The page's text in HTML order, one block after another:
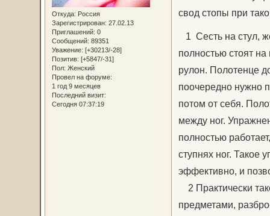
Откуда: Россия
Зарегистрирован: 27.02.13
Приглашений: 0
Сообщений: 89351
Уважение: [+30213/-28]
Позитив: [+5847/-31]
Пол: Женский
Провел на форуме:
1 год 9 месяцев
Последний визит:
Сегодня 07:37:19
свод стопы при
1 Сесть на стул,
полностью стоят
рулон. Полотенце
поочередно нужно
потом от себя.
между ног.
полностью
ступнях ног. Такое
эффективно, и
2 Практически
предметами,